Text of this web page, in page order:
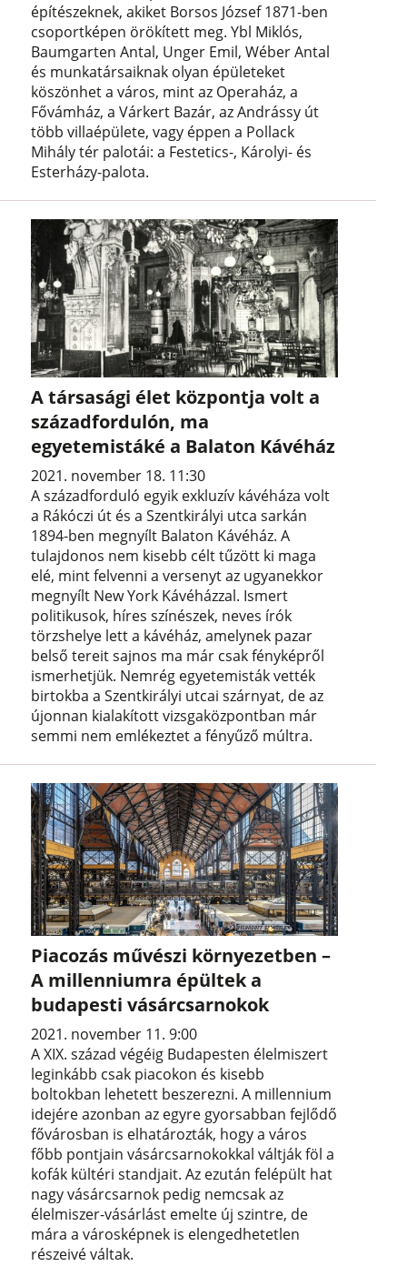
építészeknek, akiket Borsos József 1871-ben
csoportképen örökített meg. Ybl Miklós,
Baumgarten Antal, Unger Emil, Wéber Antal
és munkatársaiknak olyan épületeket
köszönhet a város, mint az Operaház, a
Fővámház, a Várkert Bazár, az Andrássy út
több villaépülete, vagy éppen a Pollack
Mihály tér palotái: a Festetics-, Károlyi- és
Esterházy-palota.
A társasági élet központja volt a
századfordulón, ma
egyetemistáké a Balaton Kávéház
2021. november 18. 11:30
A századforduló egyik exkluzív kávéháza volt
a Rákóczi út és a Szentkirályi utca sarkán
1894-ben megnyílt Balaton Kávéház. A
tulajdonos nem kisebb célt tűzött ki maga
elé, mint felvenni a versenyt az ugyanekkor
megnyílt New York Kávéházzal. Ismert
politikusok, híres színészek, neves írók
törzshelye lett a kávéház, amelynek pazar
belső tereit sajnos ma már csak fényképről
ismerhetjük. Nemrég egyetemisták vették
birtokba a Szentkirályi utcai szárnyat, de az
újonnan kialakított vizsgaközpontban már
semmi nem emlékeztet a fényűző múltra.
Piacozás művészi környezetben –
A millenniumra épültek a
budapesti vásárcsarnokok
2021. november 11. 9:00
A XIX. század végéig Budapesten élelmiszert
leginkább csak piacokon és kisebb
boltokban lehetett beszerezni. A millennium
idejére azonban az egyre gyorsabban fejlődő
fővárosban is elhatározták, hogy a város
főbb pontjain vásárcsarnokokkal váltják föl a
kofák kültéri standjait. Az ezután felépült hat
nagy vásárcsarnok pedig nemcsak az
élelmiszer-vásárlást emelte új szintre, de
mára a városképnek is elengedhetetlen
részeivé váltak.